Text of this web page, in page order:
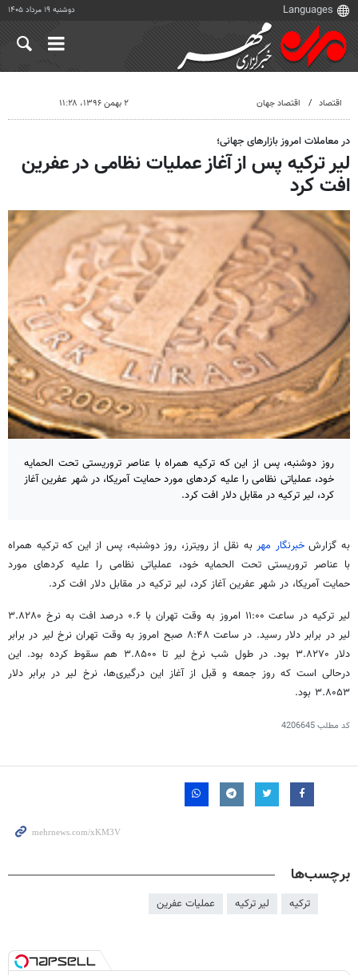
دوشنبه ۱۹ مرداد ۱۴۰۵
اقتصاد اقتصاد جهان ۲ بهمن ۱۳۹۶، ۱۱:۲۸
در معاملات امروز بازارهای جهانی؛
لیر ترکیه پس از آغاز عملیات نظامی در عفرین
افت کرد
روز دوشنبه، پس از این که ترکیه همراه با عناصر تروریستی تحت الحمایه
خود، عملیاتی نظامی را علیه کردهای مورد حمایت آمریکا، در شهر عفرین آغاز
کرد، لیر ترکیه در مقابل دلار افت کرد.
به گزارشخبرنگار مهر به نقل از رویترز، روز دوشنبه، پس از این که ترکیه همراه
با عناصر تروریستی تحت الحمایه خود، عملیاتی نظامی را علیه کردهای مورد
حمایت آمریکا، در شهر عفرین آغاز کرد، لیر ترکیه در مقابل دلار افت کرد.
لیر ترکیه در ساعت ۱۱:۰۰ امروز به وقت تهران با ۰.۶ درصد افت به نرخ ۳.۸۲۸۰
لیر در برابر دلار رسید. در ساعت ۸:۴۸ صبح امروز به وقت تهران نرخ لیر در برابر
دلار ۳.۸۲۷۰ بود. در طول شب نرخ لیر تا ۳.۸۵۰۰ هم سقوط کرده بود. این
درحالی است که روز جمعه و قبل از آغاز این درگیری‌ها، نرخ لیر در برابر دلار
۳.۸۰۵۳ بود.
کد مطلب4206645
برچسب‌ها
ترکیه لیر ترکیه عملیات عفرین